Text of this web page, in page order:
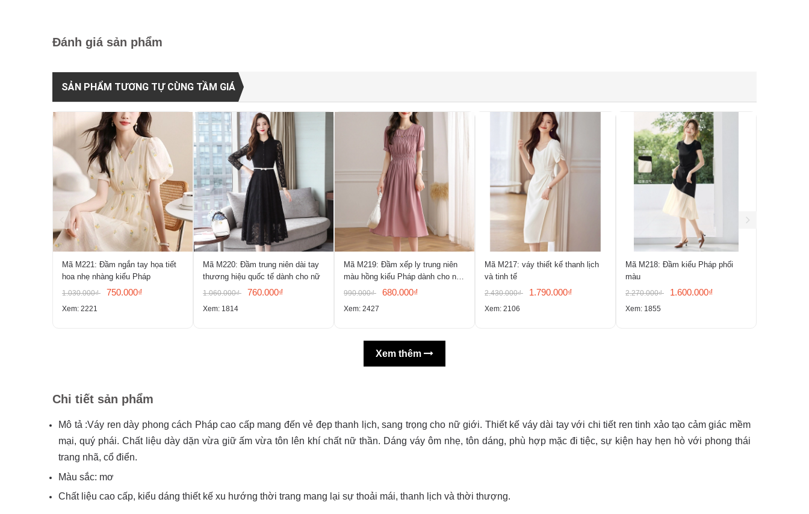
Đánh giá sản phẩm
SẢN PHẨM TƯƠNG TỰ CÙNG TẦM GIÁ
Mã M221: Đầm ngắn tay họa tiết
hoa nhẹ nhàng kiểu Pháp
1.030.000₫ 750.000₫
Xem: 2221
Mã M220: Đầm trung niên dài tay
thương hiệu quốc tế dành cho nữ
1.060.000₫ 760.000₫
Xem: 1814
Mã M219: Đầm xếp ly trung niên
màu hồng kiểu Pháp dành cho nữ,
mẫu đầm hè
990.000₫ 680.000₫
Xem: 2427
Mã M217: váy thiết kế thanh lịch
và tinh tế
2.430.000₫ 1.790.000₫
Xem: 2106
Mã M218: Đầm kiểu Pháp phối
màu
2.270.000₫ 1.600.000₫
Xem: 1855
Xem thêm
Chi tiết sản phẩm
Mô tả :Váy ren dày phong cách Pháp cao cấp mang đến vẻ đẹp thanh lịch, sang trọng cho nữ giới. Thiết kế váy dài tay với chi tiết ren tinh xảo tạo cảm giác mềm
mại, quý phái. Chất liệu dày dặn vừa giữ ấm vừa tôn lên khí chất nữ thần. Dáng váy ôm nhẹ, tôn dáng, phù hợp mặc đi tiệc, sự kiện hay hẹn hò với phong thái
trang nhã, cổ điển.
Màu sắc: mơ
Chất liệu cao cấp, kiểu dáng thiết kế xu hướng thời trang mang lại sự thoải mái, thanh lịch và thời thượng.